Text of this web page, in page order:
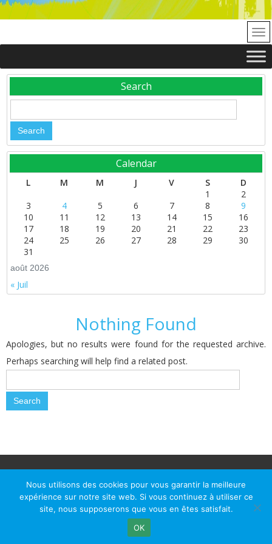
Search
Calendar
août 2026
L M M J V S
D
1
2
3
4 5 6 7 8
9
10
11 12 13 14 15
16
17
18 19 20 21 22
23
24
25 26 27 28 29
30
31
« Juil
Nothing Found
Apologies, but no results were found for the requested archive.
Perhaps searching will help find a related post.
Mairie du Passage d'Agen, BP 7, place du Général de Gaulle, 47520
Le Passage d'Agen - Téléphone: +33 5 53 77 18 77
Nous utilisons des cookies pour vous garantir la meilleure
expérience sur notre site web. Si vous continuez à utiliser ce
site, nous supposerons que vous en êtes satisfait.
OK